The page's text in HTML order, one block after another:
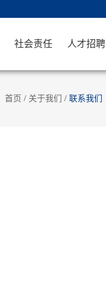
社会责任 人才招聘
首页 / 关于我们 / 联系我们